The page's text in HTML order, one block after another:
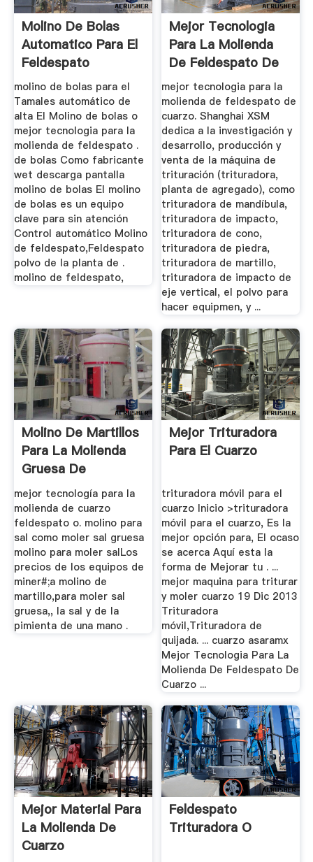
Molino De Bolas
Automatico Para El
Feldespato
molino de bolas para el
Tamales automático de
alta El Molino de bolas o
mejor tecnologia para la
molienda de feldespato .
de bolas Como fabricante
wet descarga pantalla
molino de bolas El molino
de bolas es un equipo
clave para sin atención
Control automático Molino
de feldespato,Feldespato
polvo de la planta de .
molino de feldespato,
Mejor Tecnologia
Para La Molienda
De Feldespato De
Cuarzo ...
mejor tecnologia para la
molienda de feldespato de
cuarzo. Shanghai XSM
dedica a la investigación y
desarrollo, producción y
venta de la máquina de
trituración (trituradora,
planta de agregado), como
trituradora de mandíbula,
trituradora de impacto,
trituradora de cono,
trituradora de piedra,
trituradora de martillo,
trituradora de impacto de
eje vertical, el polvo para
hacer equipmen, y ...
Molino De Martillos
Para La Molienda
Gruesa De
Feldespato
mejor tecnología para la
molienda de cuarzo
feldespato o. molino para
sal como moler sal gruesa
molino para moler salLos
precios de los equipos de
miner#;a molino de
martillo,para moler sal
gruesa,, la sal y de la
pimienta de una mano .
Mejor Trituradora
Para El Cuarzo
trituradora móvil para el
cuarzo Inicio >trituradora
móvil para el cuarzo, Es la
mejor opción para, El ocaso
se acerca Aquí esta la
forma de Mejorar tu . ...
mejor maquina para triturar
y moler cuarzo 19 Dic 2013
Trituradora
móvil,Trituradora de
quijada. ... cuarzo asaramx
Mejor Tecnologia Para La
Molienda De Feldespato De
Cuarzo ...
Mejor Material Para
La Molienda De
Cuarzo
Feldespato
Trituradora O